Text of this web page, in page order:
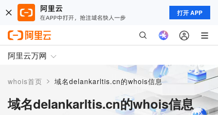
打开 APP
阿里云万网
whois首页 > 域名delankarltis.cn的whois信息
域名delankarltis.cn的whois信息